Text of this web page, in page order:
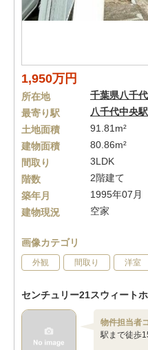
1,950万円
所在地 千葉県八千
最寄り駅
八千代中央駅
土地面積
91.81m²
建物面積
80.86m²
間取り
3LDK
階数
2階建て
築年月
1995年07月
建物現況
空家
画像カテゴリ
外観 間取り 洋室
センチュリー21スウィートホ
物件担当者
駅まで徒歩